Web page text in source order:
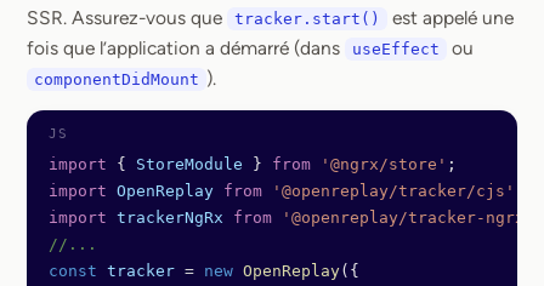
SSR. Assurez-vous que
tracker.start()
est appelé une
fois que l’application a démarré (dans
useEffect ou
componentDidMount ).
import { StoreModule } from '@ngrx/store' ;
import OpenReplay from '@openreplay/tracker/cjs'
import trackerNgRx from '@openreplay/tracker-
//...
const tracker = new OpenReplay({